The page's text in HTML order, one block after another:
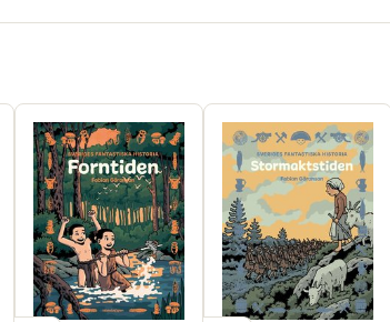
stora
svenska